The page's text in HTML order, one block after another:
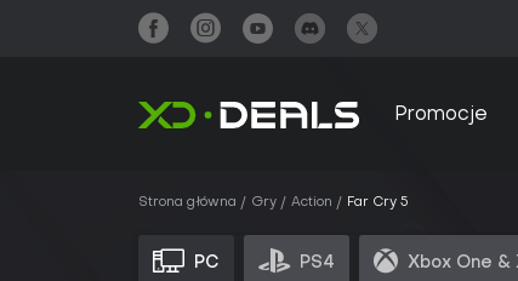
Promocje
Strona główna Gry Action Far Cry 5
PC PS4 Xbox One &